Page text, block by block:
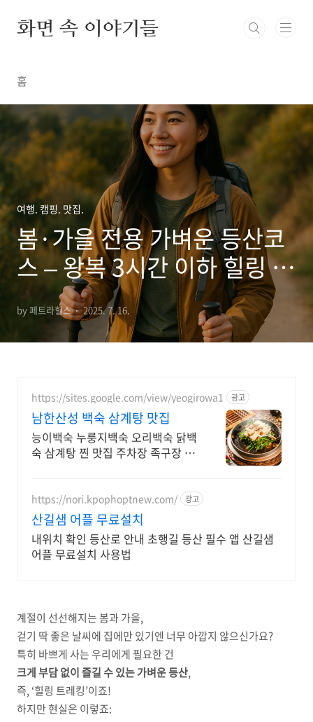
화면 속 이야기들
홈
여행. 캠핑. 맛집.
봄·가을 전용 가벼운 등산코
스 – 왕복 3시간 이하 힐링 트
레킹, 도심 근교 산, 계절별 추
천, 접근성
by 페트라힐스 2025. 7. 16.
https://sites.google.com/view/yeogirowa1 광고
남한산성 백숙 삼계탕 맛집
능이백숙 누룽지백숙 오리백숙 닭백
숙 삼계탕 찐 맛집 주차장 족구장 단
https://nori.kpophoptnew.com/ 광고
산길샘 어플 무료설치
내위치 확인 등산로 안내 초행길 등산 필수 앱 산길샘
어플 무료설치 사용법
계절이 선선해지는 봄과 가을,
걷기 딱 좋은 날씨에 집에만 있기엔 너무 아깝지 않으신가요?
특히 바쁘게 사는 우리에게 필요한 건
크게 부담 없이 즐길 수 있는 가벼운 등산,
즉, ‘힐링 트레킹’이죠!
하지만 현실은 이렇죠: